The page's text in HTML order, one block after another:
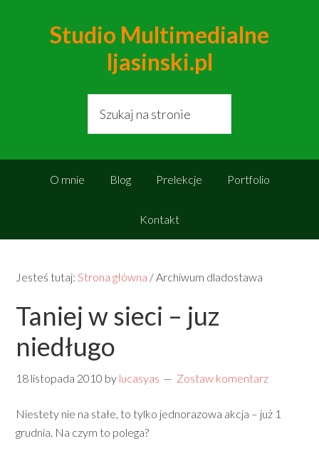
Studio Multimedialne
ljasinski.pl
O mnie Blog Prelekcje Portfolio
Kontakt
Jesteś tutaj:Strona główna /Archiwum dladostawa
Taniej w sieci – juz
niedługo
18 listopada 2010 by lucasyas Zostaw komentarz
Niestety nie na stałe, to tylko jednorazowa akcja – już 1
grudnia. Na czym to polega?